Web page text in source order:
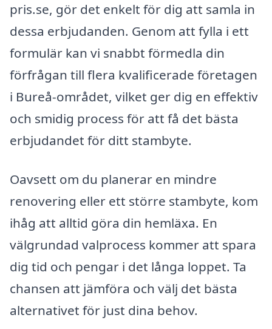
pris.se, gör det enkelt för dig att samla in
dessa erbjudanden. Genom att fylla i ett
formulär kan vi snabbt förmedla din
förfrågan till flera kvalificerade företagen
i Bureå-området, vilket ger dig en effektiv
och smidig process för att få det bästa
erbjudandet för ditt stambyte.
Oavsett om du planerar en mindre
renovering eller ett större stambyte, kom
ihåg att alltid göra din hemläxa. En
välgrundad valprocess kommer att spara
dig tid och pengar i det långa loppet. Ta
chansen att jämföra och välj det bästa
alternativet för just dina behov.